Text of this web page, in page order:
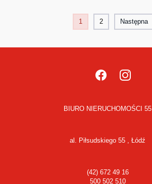
1 2 Następna
BIURO NIERUCHOMOŚCI 55
al. Piłsudskiego 55 , Łódź
(42) 672 49 16
500 502 510